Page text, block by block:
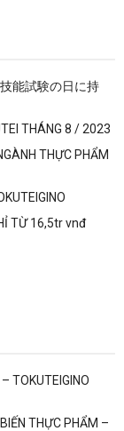
技能試験の日に持
THÁNG 8 / 2023
THỰC PHẨM
TỪ 16,5tr vnđ
TOKUTEIGINO
THỰC PHẨM –